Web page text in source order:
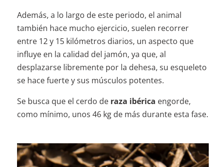
Además, a lo largo de este periodo, el animal
también hace mucho ejercicio, suelen recorrer
entre 12 y 15 kilómetros diarios, un aspecto que
influye en la calidad del jamón, ya que, al
desplazarse libremente por la dehesa, su esqueleto
se hace fuerte y sus músculos potentes.
Se busca que el cerdo de raza ibérica engorde,
como mínimo, unos 46 kg de más durante esta fase.